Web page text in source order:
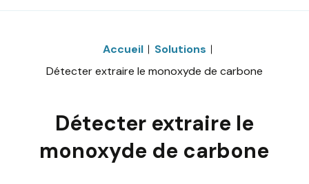
Accueil
Solutions
Détecter extraire le monoxyde de carbone
Détecter extraire le
monoxyde de carbone